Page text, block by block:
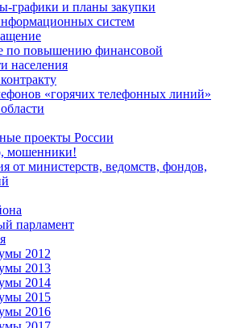
графики и планы закупки
систем
по повышению финансовой
населения
«горячих телефонных линий»
проекты России
мошенники!
от министерств, ведомств, фондов,
парламент
2012
2013
2014
2015
2016